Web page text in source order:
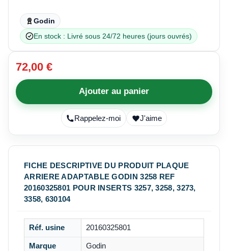
Godin
En stock : Livré sous 24/72 heures (jours ouvrés)
72,00 €
Ajouter au panier
Rappelez-moi J'aime
FICHE DESCRIPTIVE DU PRODUIT PLAQUE
ARRIERE ADAPTABLE GODIN 3258 REF
20160325801 POUR INSERTS 3257, 3258, 3273,
3358, 630104
Réf. usine 20160325801
Marque Godin